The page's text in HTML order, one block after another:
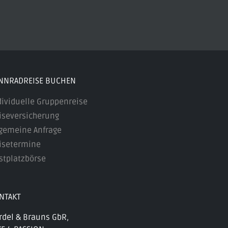
BUCHEN
Gruppenreise
Anfrage
& Brauns GbR,